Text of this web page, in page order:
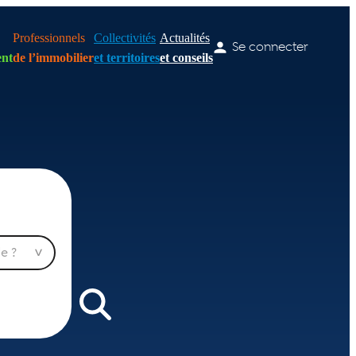
Professionnels
de l’immobilier
Collectivités
et territoires
Actualités
et conseils
Se connecter